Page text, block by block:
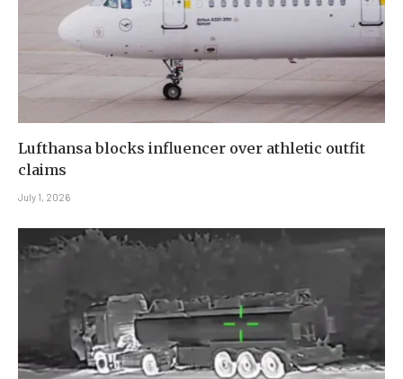
Lufthansa blocks influencer over athletic outfit
claims
July 1, 2026